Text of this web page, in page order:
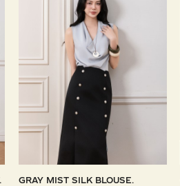
GRAY MIST SILK BLOUSE.